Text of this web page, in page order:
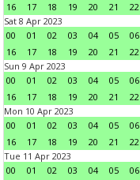
16
17 18 19 20 21 22
Sat 8 Apr 2023
00
01 02 03 04 05 06
16
17 18 19 20 21 22
Sun 9 Apr 2023
00
01 02 03 04 05 06
16
17 18 19 20 21 22
Mon 10 Apr 2023
00
01 02 03 04 05 06
16
17 18 19 20 21 22
Tue 11 Apr 2023
00
01 02 03 04 05 06